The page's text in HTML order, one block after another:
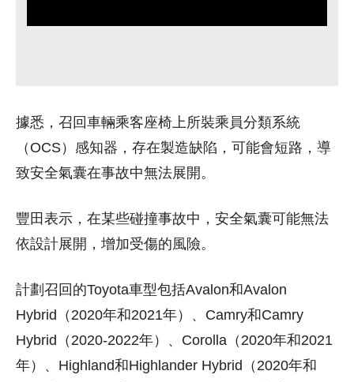
據悉，召回車輛乘客座椅上所裝乘員分類系統
（OCS）感知器，存在製造缺陷，可能會短路，導
致安全氣囊在事故中無法展開。
豐田表示，在某些碰撞事故中，安全氣囊可能無法
依設計展開，增加受傷的風險。
計劃召回的Toyota車型包括Avalon和Avalon
Hybrid（2020年和2021年）、Camry和Camry
Hybrid（2020-2022年）、Corolla（2020年和2021
年）、Highland和Highlander Hybrid（2020年和